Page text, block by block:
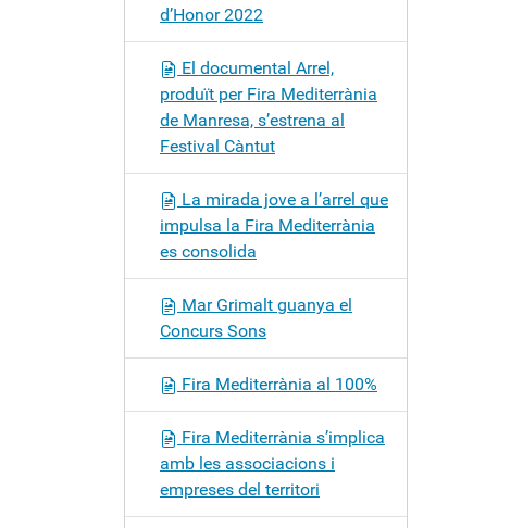
d’Honor 2022
El documental Arrel,
produït per Fira Mediterrània
de Manresa, s’estrena al
Festival Càntut
La mirada jove a l’arrel que
impulsa la Fira Mediterrània
es consolida
Mar Grimalt guanya el
Concurs Sons
Fira Mediterrània al 100%
Fira Mediterrània s’implica
amb les associacions i
empreses del territori